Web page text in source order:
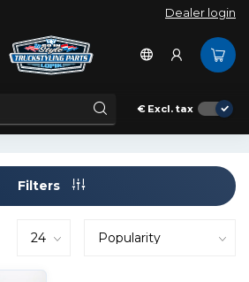
Dealer login
€ Excl. tax
WITH 160X40 AEROSIGN
Filters